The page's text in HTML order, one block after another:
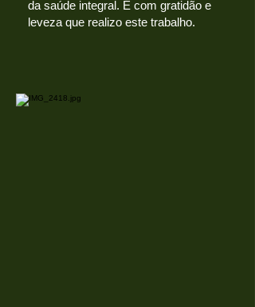
da saúde integral. É com gratidão e
leveza que realizo este trabalho.